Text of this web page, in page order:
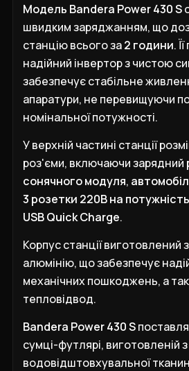
Модель Bandera Power 430 S
швидким заряджанням, що
станцію всього за2 години.
надійний інвертор з чистою
забезпечує стабільне
апаратури, не перевищуючи
номінальної потужності.
У верхній частині станції
роз'єми, включаючи зарядний
сонячного модуля,
3 розетки 220В на
USB Quick Charge.
Корпус станції виготовлений
алюмінію, що забезпечує
механічних пошкоджень, а
тепловідвод.
Bandera Power 430 S
сумці-футлярі, виготовленій з
водовідштовхувальної